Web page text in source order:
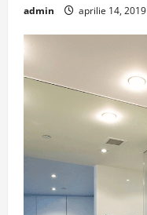
admin aprilie 14, 2019